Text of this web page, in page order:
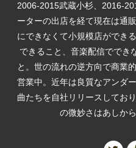
2006-2015武蔵小杉、2016-
ーターの出店を経て現在は通
にできなくて小規模店ができ
できること、音楽配信ででき
と。世の流れの逆方向で商業
営業中。近年は良質なアンダ
曲たちを自社リリースしてお
の微妙さはあしか